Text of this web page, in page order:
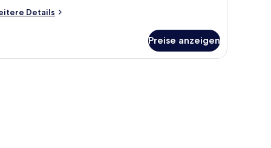
Details
Preise anzeigen
schallisolierte Zimmer